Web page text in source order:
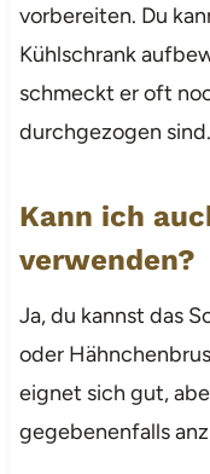
vorbereiten. Du
Kühlschrank
schmeckt er oft
durchgezogen sind.
Kann ich
verwenden?
Ja, du kannst das
oder
eignet sich gut,
gegebenenfalls